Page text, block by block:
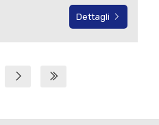
Dettagli